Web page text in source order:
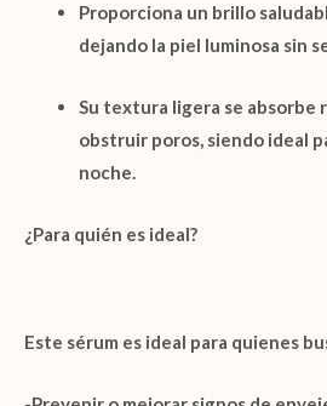
Proporciona un brillo
dejando la piel luminosa sin
Su textura ligera se absorbe
obstruir poros, siendo ideal
noche.
¿Para quién es ideal?
Este sérum es ideal para quienes